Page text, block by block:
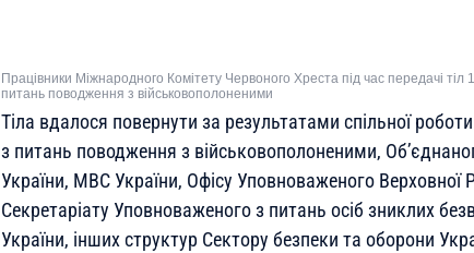
Працівники Міжнародного Комітету Червоного Хреста під час передачі
питань поводження з військовополоненими
Тіла вдалося повернути за результатами спільної
з питань поводження з військовополоненими,
України, МВС України, Офісу Уповноваженого
Секретаріату Уповноваженого з питань осіб зниклих
України, інших структур Сектору безпеки та оборони